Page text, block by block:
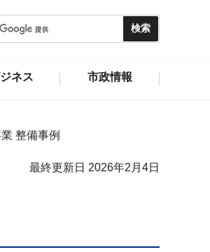
ネス 市政情報
整備事例
最終更新日 2026年2月4日